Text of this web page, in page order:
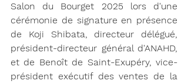
Salon du Bourget 2025 lors d'une
cérémonie de signature en présence
de Koji Shibata, directeur délégué,
président-directeur général d'ANAHD,
et de Benoît de Saint-Exupéry, vice-
président exécutif des ventes de la